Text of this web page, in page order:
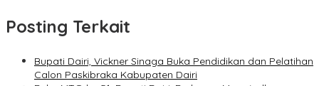
Posting Terkait
Bupati Dairi, Vickner Sinaga Buka Pendidikan dan Pelatihan
Calon Paskibraka Kabupaten Dairi